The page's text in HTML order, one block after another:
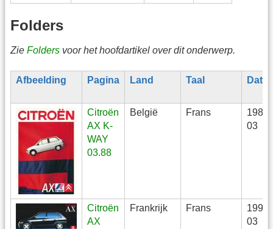
Folders
Zie Folders voor het hoofdartikel over dit onderwerp.
Afbeelding Pagina Land Taal
Citroën
AX K-
WAY
03.88
België Frans
1988-
03
Citroën
AX
Frankrijk Frans
1990-
03